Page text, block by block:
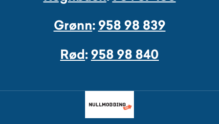
Grønn:958 98 839
Rød:958 98 840